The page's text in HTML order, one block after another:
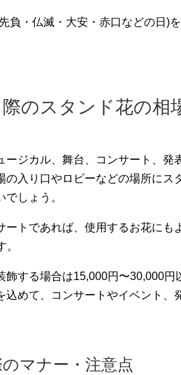
負・仏滅・大安・赤口などの日)
のスタンド花の相
ージカル、舞台、コンサート、発
の入り口やロビーなどの場所にス
しょう。
ートであれば、使用するお花にも
飾する場合は15,000円〜30,000円
込めて、コンサートやイベント、
マナー・注意点